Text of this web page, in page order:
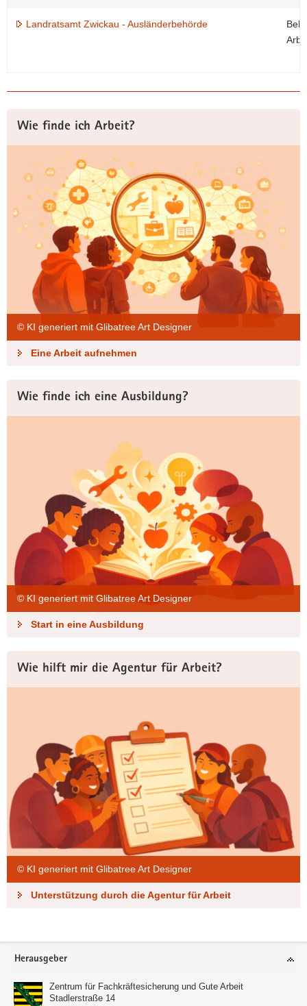
Landratsamt Zwickau - Ausländerbehörde
Wie finde ich Arbeit?
© KI generiert mit Glibatree Art Designer
Eine Arbeit aufnehmen
Wie finde ich eine Ausbildung?
© KI generiert mit Glibatree Art Designer
Start in eine Ausbildung
Wie hilft mir die Agentur für Arbeit?
© KI generiert mit Glibatree Art Designer
Unterstützung durch die Agentur für Arbeit
Footer-
Herausgeber
Zentrum für Fachkräftesicherung und Gute Arbeit
Stadlerstraße 14